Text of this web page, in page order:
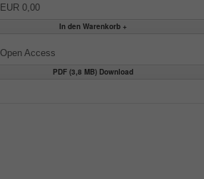
EUR 0,00
Open Access
PDF (3,8 MB) Download